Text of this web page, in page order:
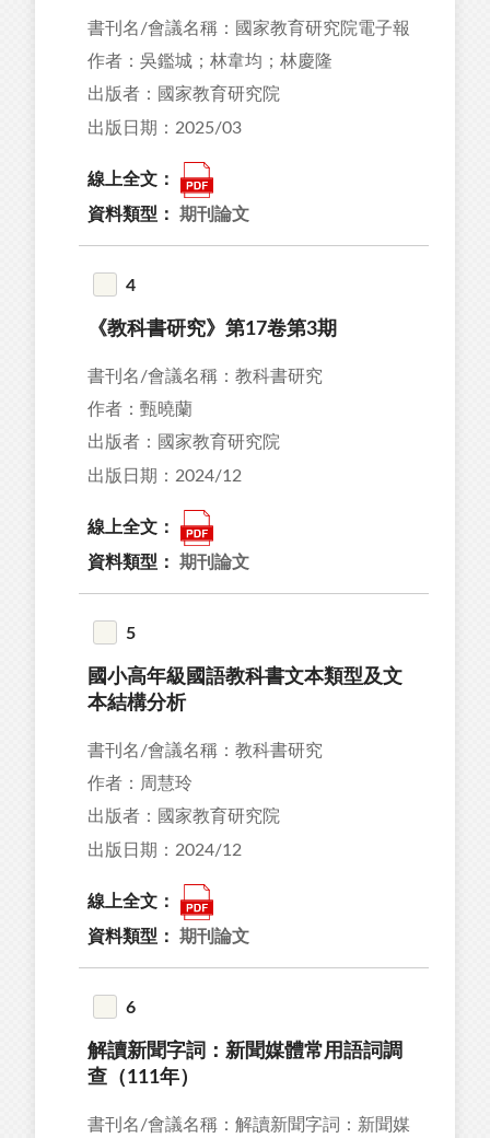
書刊名/會議名稱：國家教育研究院電子報
作者：吳鑑城；林韋均；林慶隆
出版者：國家教育研究院
出版日期：2025/03
線上全文：
資料類型： 期刊論文
4
《教科書研究》第17卷第3期
書刊名/會議名稱：教科書研究
作者：甄曉蘭
出版者：國家教育研究院
出版日期：2024/12
線上全文：
資料類型： 期刊論文
5
國小高年級國語教科書文本類型及文
本結構分析
書刊名/會議名稱：教科書研究
作者：周慧玲
出版者：國家教育研究院
出版日期：2024/12
線上全文：
資料類型： 期刊論文
6
解讀新聞字詞：新聞媒體常用語詞調
查（111年）
書刊名/會議名稱：解讀新聞字詞：新聞媒